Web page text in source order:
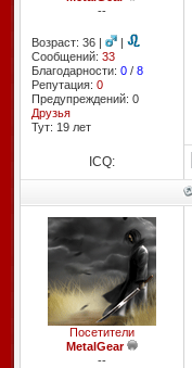
--
Возраст: 36 |
|
Сообщений: 33
Благодарности: 0/ 8
Репутация: 0
Предупреждений: 0
Друзья
Тут: 19 лет
ICQ:
Посетители
MetalGear
--